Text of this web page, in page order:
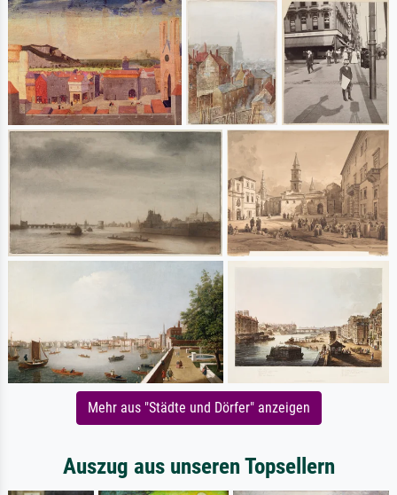
Mehr aus "Städte und Dörfer" anzeigen
Auszug aus unseren Topsellern